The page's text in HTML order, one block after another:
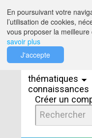
thématiques
connaissances
Créer un
En poursuivant votre
l’utilisation de cookies,
vous proposer la
savoir plus
J'accepte